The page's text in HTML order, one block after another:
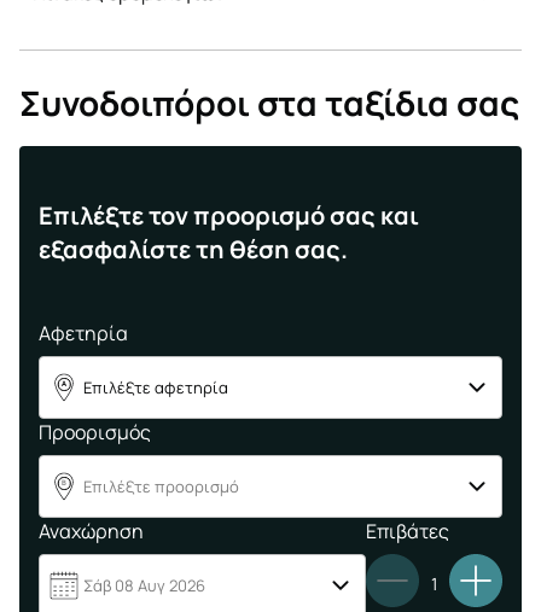
Συνοδοιπόροι στα ταξίδια σας
Επιλέξτε τον προορισμό σας και
εξασφαλίστε τη θέση σας.
Αφετηρία
A Επιλέξτε αφετηρία
Προορισμός
B Επιλέξτε προορισμό
Αναχώρηση
Σάβ 08 Αυγ 2026
Επιβάτες
1